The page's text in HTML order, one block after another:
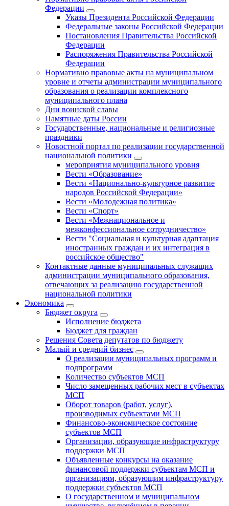
Федерации
Указы Президента Российской Федерации
Федеральные законы Российской Федерации
Постановления Правительства Российской
Федерации
Распоряжения Правительства Российской
Федерации
Нормативно правовые акты на муниципальном
уровне и отчеты администрации муниципального
образования о реализации комплексного
муниципального плана
Дни воинской славы
Памятные даты России
Государственные, национальные и религиозные
праздники
Новостной портал по реализации государственной
национальной политики
мероприятия муниципального уровня
Вести «Образование»
Вести «Национально-культурное развитие
народов Российской Федерации»
Вести «Молодежная политика»
Вести «Спорт»
Вести «Межнациональное и
межконфессиональное сотрудничество»
Вести "Социальная и культурная адаптация
иностранных граждан и их интеграция в
российское общество"
Контактные данные муниципальных служащих
администрации муниципального образования,
отвечающих за реализацию государственной
национальной политики
Экономика
Бюджет округa
Исполнение бюджета
Бюджет для граждан
Решения Совета депутатов по бюджету
Малый и средний бизнес
О реализации муниципальных программ и
подпрограмм
Количество субъектов МСП
Число замещенных рабочих мест в субъектах
МСП
Оборот товаров (работ, услуг),
производимых субъектами МСП
Финансово-экономическое состояние
субъектов МСП
Организации, образующие инфраструктуру
поддержки МСП
Объявленные конкурсы на оказание
финансовой поддержки субъектам МСП и
организациям, образующим инфраструктуру
поддержки субъектов МСП
О государственном и муниципальном